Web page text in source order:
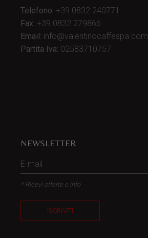
Telefono: +39 0832 240771
Fax: +39 0832 279866
Email: info@valentinocaffespa.com
Partita Iva: 02583710757
NEWSLETTER
* Ricevi offerte e info
ISCRIVITI